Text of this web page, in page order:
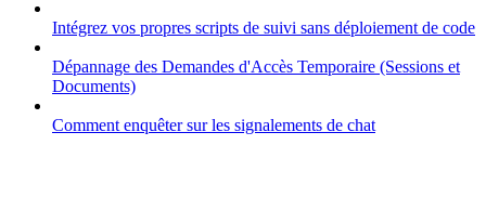
Intégrez vos propres scripts de suivi sans déploiement de code
Dépannage des Demandes d'Accès Temporaire (Sessions et
Documents)
Comment enquêter sur les signalements de chat